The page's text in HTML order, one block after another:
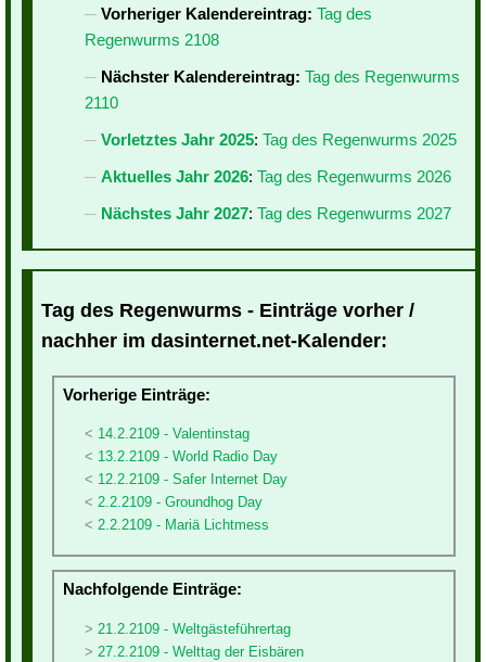
Vorheriger Kalendereintrag: Tag des
Regenwurms 2108
Nächster Kalendereintrag: Tag des Regenwurms
2110
Vorletztes Jahr 2025: Tag des Regenwurms 2025
Aktuelles Jahr 2026: Tag des Regenwurms 2026
Nächstes Jahr 2027: Tag des Regenwurms 2027
Tag des Regenwurms - Einträge vorher /
nachher im dasinternet.net-Kalender:
Vorherige Einträge:
14.2.2109 - Valentinstag
13.2.2109 - World Radio Day
12.2.2109 - Safer Internet Day
2.2.2109 - Groundhog Day
2.2.2109 - Mariä Lichtmess
Nachfolgende Einträge:
21.2.2109 - Weltgästeführertag
27.2.2109 - Welttag der Eisbären